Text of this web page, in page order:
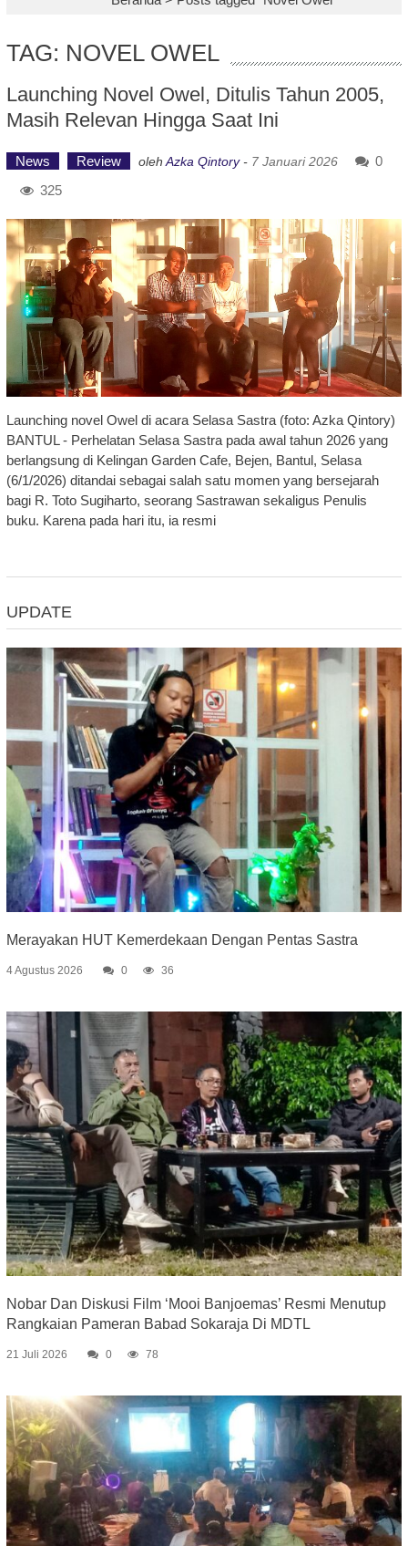
TAG: NOVEL OWEL
Launching Novel Owel, Ditulis Tahun 2005,
Masih Relevan Hingga Saat Ini
News Review oleh Azka Qintory- 7 Januari 2026
0
325
Launching novel Owel di acara Selasa Sastra (foto: Azka Qintory)
BANTUL - Perhelatan Selasa Sastra pada awal tahun 2026 yang
berlangsung di Kelingan Garden Cafe, Bejen, Bantul, Selasa
(6/1/2026) ditandai sebagai salah satu momen yang bersejarah
bagi R. Toto Sugiharto, seorang Sastrawan sekaligus Penulis
buku. Karena pada hari itu, ia resmi
UPDATE
Merayakan HUT Kemerdekaan Dengan Pentas Sastra
4 Agustus 2026 0 36
Nobar Dan Diskusi Film ‘Mooi Banjoemas’ Resmi Menutup
Rangkaian Pameran Babad Sokaraja Di MDTL
21 Juli 2026 0 78